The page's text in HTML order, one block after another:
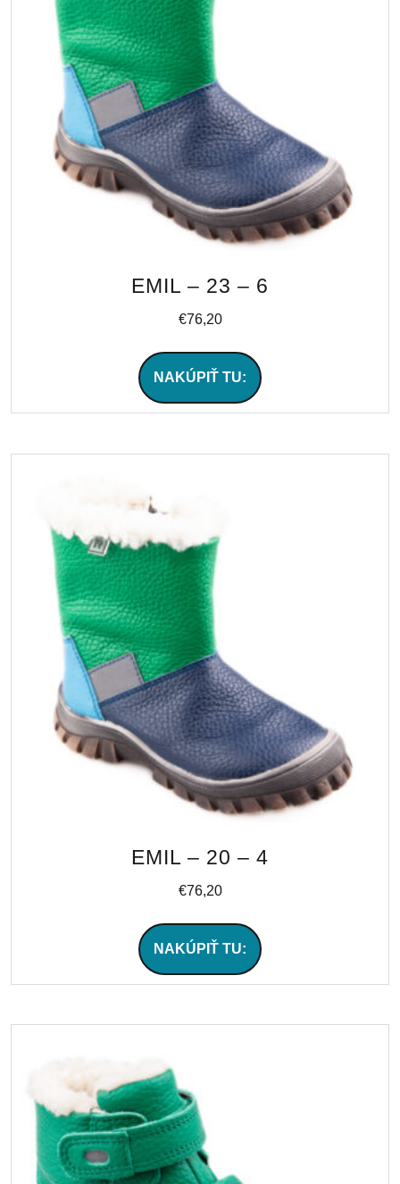
EMIL – 23 – 6
€76,20
NAKÚPIŤ TU:
EMIL – 20 – 4
€76,20
NAKÚPIŤ TU: